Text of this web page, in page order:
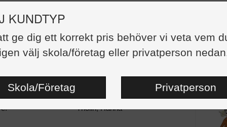
KUNDTYP
ge dig ett korrekt pris behöver vi veta vem
välj skola/företag eller privatperson
Skola/Företag Privatperson
- arbetsblad 2
499,00 kr
98
Svenska
Thölin, Hanna